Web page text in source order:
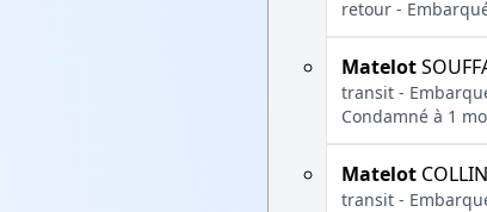
retour -
Matelot
transit -
Condamné à 1
Matelot
transit -